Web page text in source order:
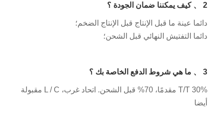
2 、 كيف يمكننا ضمان الجودة ؟
دائما عينة ما قبل الإنتاج قبل الإنتاج الضخم؛
دائما التفتيش النهائي قبل الشحن؛
3 、 ما هي شروط الدفع الخاصة بك ؟
30% T/T مقدمًا، 70% قبل الشحن. اتحاد غرب، L / C مقبولة
أيضا